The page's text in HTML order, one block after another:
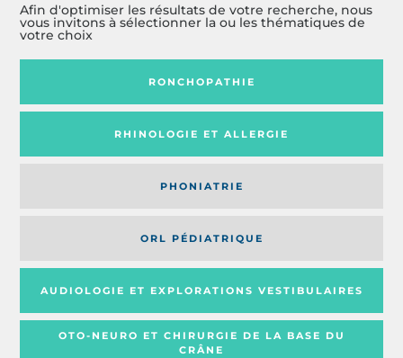
Afin d'optimiser les résultats de votre recherche, nous
vous invitons à sélectionner la ou les thématiques de
votre choix
RONCHOPATHIE
RHINOLOGIE ET ALLERGIE
PHONIATRIE
ORL PÉDIATRIQUE
AUDIOLOGIE ET EXPLORATIONS VESTIBULAIRES
OTO-NEURO ET CHIRURGIE DE LA BASE DU
CRÂNE